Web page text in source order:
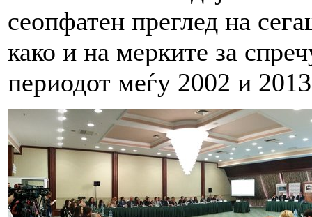
сеопфатен преглед на
како и на мерките за
периодот меѓу 2002 и